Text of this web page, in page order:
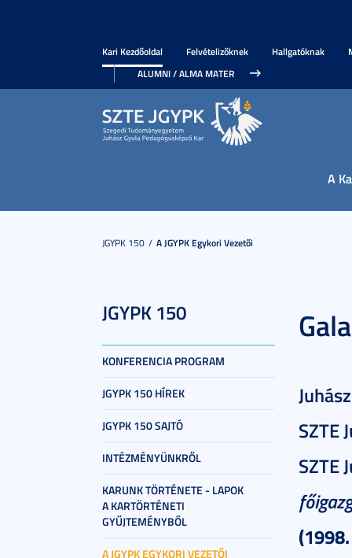
Kari Kezdőoldal Felvételizőknek Hallgatóknak
ALUMNI / ALMA MATER
A
JGYPK 150 A JGYPK Egykori Vezetői
JGYPK 150
KONFERENCIA PROGRAM
JGYPK 150 HÍREK
JGYPK 150 SAJTÓ
INTÉZMÉNYÜNKRŐL
KARUNK TÖRTÉNETE - LAPOK
A KARTÖRTÉNETI
GYŰJTEMÉNYBŐL
A JGYPK EGYKORI VEZETŐI
SZTE
SZTE